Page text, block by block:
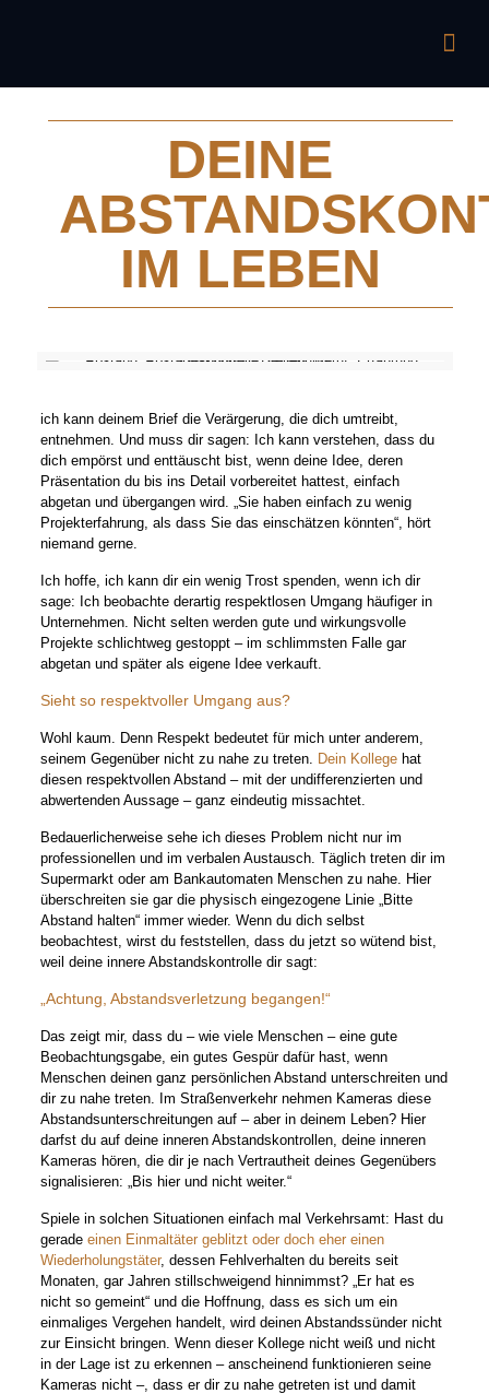
DEINE
IM LEBEN
ich kann deinem Brief die Verärgerung, die dich umtreibt,
entnehmen. Und muss dir sagen: Ich kann verstehen, dass du
dich empörst und enttäuscht bist, wenn deine Idee, deren
Präsentation du bis ins Detail vorbereitet hattest, einfach
abgetan und übergangen wird. „Sie haben einfach zu wenig
Projekterfahrung, als dass Sie das einschätzen könnten“, hört
niemand gerne.
Ich hoffe, ich kann dir ein wenig Trost spenden, wenn ich dir
sage: Ich beobachte derartig respektlosen Umgang häufiger in
Unternehmen. Nicht selten werden gute und wirkungsvolle
Projekte schlichtweg gestoppt – im schlimmsten Falle gar
abgetan und später als eigene Idee verkauft.
Sieht so respektvoller Umgang aus?
Wohl kaum. Denn Respekt bedeutet für mich unter anderem,
seinem Gegenüber nicht zu nahe zu treten. Dein Kollege hat
diesen respektvollen Abstand – mit der undifferenzierten und
abwertenden Aussage – ganz eindeutig missachtet.
Bedauerlicherweise sehe ich dieses Problem nicht nur im
professionellen und im verbalen Austausch. Täglich treten dir im
Supermarkt oder am Bankautomaten Menschen zu nahe. Hier
überschreiten sie gar die physisch eingezogene Linie „Bitte
Abstand halten“ immer wieder. Wenn du dich selbst
beobachtest, wirst du feststellen, dass du jetzt so wütend bist,
weil deine innere Abstandskontrolle dir sagt:
„Achtung, Abstandsverletzung begangen!“
Das zeigt mir, dass du – wie viele Menschen – eine gute
Beobachtungsgabe, ein gutes Gespür dafür hast, wenn
Menschen deinen ganz persönlichen Abstand unterschreiten und
dir zu nahe treten. Im Straßenverkehr nehmen Kameras diese
Abstandsunterschreitungen auf – aber in deinem Leben? Hier
darfst du auf deine inneren Abstandskontrollen, deine inneren
Kameras hören, die dir je nach Vertrautheit deines Gegenübers
signalisieren: „Bis hier und nicht weiter.“
Spiele in solchen Situationen einfach mal Verkehrsamt: Hast du
geradeeinen Einmaltäter geblitzt oder doch eher einen
Wiederholungstäter, dessen Fehlverhalten du bereits seit
Monaten, gar Jahren stillschweigend hinnimmst? „Er hat es
nicht so gemeint“ und die Hoffnung, dass es sich um ein
einmaliges Vergehen handelt, wird deinen Abstandssünder nicht
zur Einsicht bringen. Wenn dieser Kollege nicht weiß und nicht
in der Lage ist zu erkennen – anscheinend funktionieren seine
Kameras nicht –, dass er dir zu nahe getreten ist und damit